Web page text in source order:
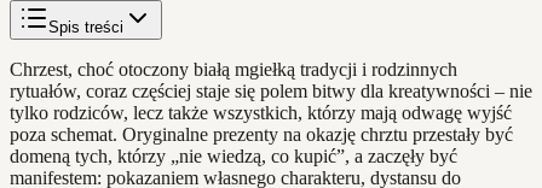
Spis treści
Chrzest, choć otoczony białą mgiełką tradycji i rodzinnych
rytuałów, coraz częściej staje się polem bitwy dla kreatywności – nie
tylko rodziców, lecz także wszystkich, którzy mają odwagę wyjść
poza schemat. Oryginalne prezenty na okazję chrztu przestały być
domeną tych, którzy „nie wiedzą, co kupić”, a zaczęły być
manifestem: pokazaniem własnego charakteru, dystansu do